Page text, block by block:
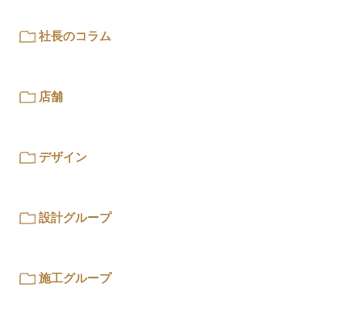
社長のコラム
店舗
デザイン
設計グループ
施工グループ